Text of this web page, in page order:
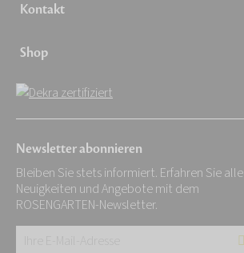
Kontakt
Shop
Newsletter abonnieren
Bleiben Sie stets informiert. Erfahren Sie alle
Neuigkeiten und Angebote mit dem
ROSENGARTEN-Newsletter.